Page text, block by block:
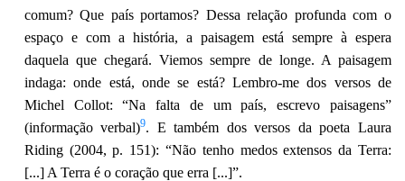
comum? Que país portamos? Dessa relação profunda com o
espaço e com a história, a paisagem está sempre à espera
daquela que chegará. Viemos sempre de longe. A paisagem
indaga: onde está, onde se está? Lembro-me dos versos de
Michel Collot: “Na falta de um país, escrevo paisagens”
(informação verbal)9. E também dos versos da poeta Laura
Riding (2004, p. 151): “Não tenho medos extensos da Terra:
[...] A Terra é o coração que erra [...]”.